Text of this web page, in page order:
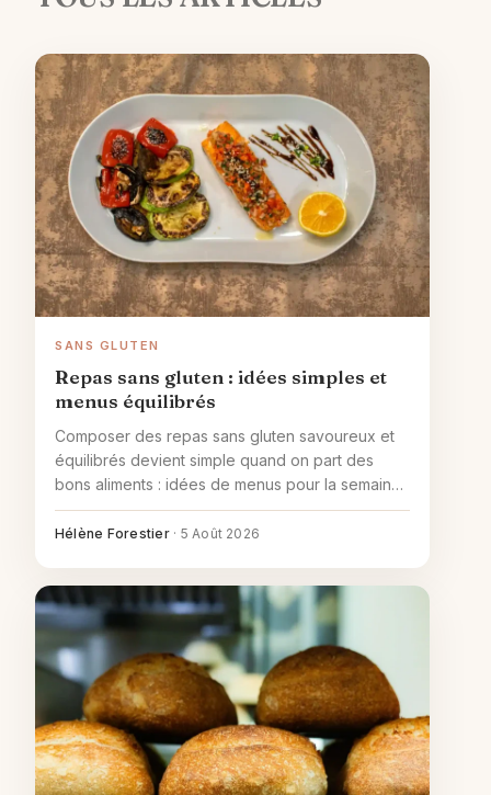
SANS GLUTEN
Repas sans gluten : idées simples et
menus équilibrés
Composer des repas sans gluten savoureux et
équilibrés devient simple quand on part des
bons aliments : idées de menus pour la semaine,
tableau de substitutions et conseils pour
recevoir sans y penser.
Hélène Forestier · 5 Août 2026